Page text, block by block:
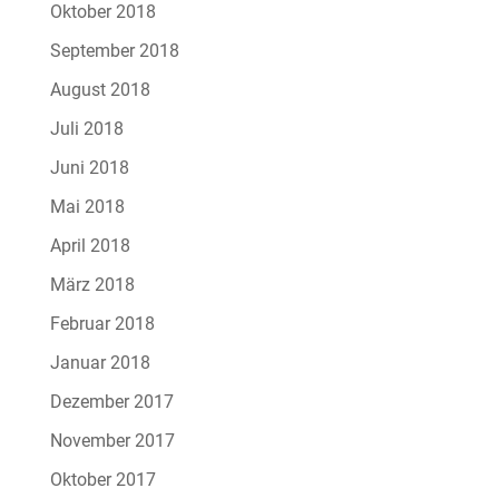
Oktober 2018
September 2018
August 2018
Juli 2018
Juni 2018
Mai 2018
April 2018
März 2018
Februar 2018
Januar 2018
Dezember 2017
November 2017
Oktober 2017